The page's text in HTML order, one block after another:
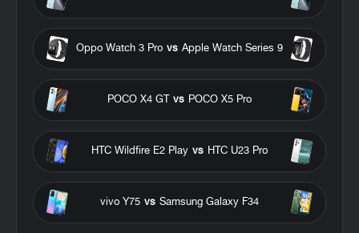
Apple Watch Series 9
vs
Oppo Watch 3 Pro
POCO X5 Pro
vs
POCO X4 GT
HTC U23 Pro
vs
HTC Wildfire E2 Play
Samsung Galaxy F34
vs
vivo Y75